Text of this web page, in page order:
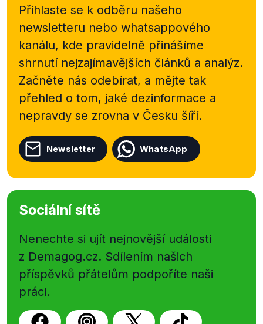
Přihlaste se k odběru našeho
newsletteru nebo whatsappového
kanálu, kde pravidelně přinášíme
shrnutí nejzajímavějších článků a analýz.
Začněte nás odebírat, a mějte tak
přehled o tom, jaké dezinformace a
nepravdy se zrovna v Česku šíří.
Newsletter WhatsApp
Sociální sítě
Nenechte si ujít nejnovější události
z Demagog.cz. Sdílením našich
příspěvků přátelům podpoříte naši
práci.